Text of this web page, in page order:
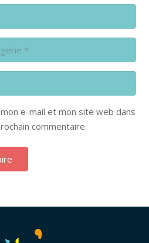
e-mail et mon site web dans
commentaire.